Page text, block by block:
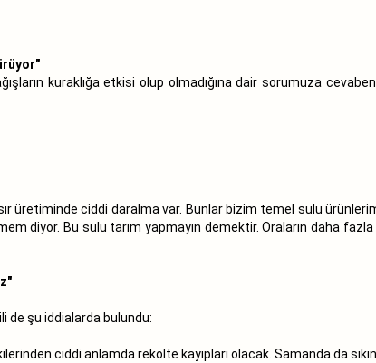
kuraklığa etkisi olup olmadığına dair sorumuza
üretiminde ciddi daralma var. Bunlar bizim temel sulu
diyor. Bu sulu tarım yapmayın demektir. Oraların daha
de şu iddialarda bulundu:
ciddi anlamda rekolte kayıpları olacak. Samanda da